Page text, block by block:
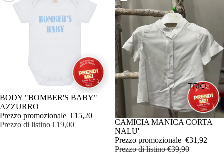
TUTINE
TUTINE
TUTONE
PIUMONI
LETTINO
VELO
CUSCINI
NEONATI
TRIO
DUO
IN OFFERTA
BODY "BOMBER'S BABY"
AZZURRO
Prezzo promozionale €15,20
Prezzo di listino€19,00 IN OFFERTA
CAMICIA MANICA CORTA
NALU'
Prezzo promozionale €31,92
Prezzo di listino€39,90